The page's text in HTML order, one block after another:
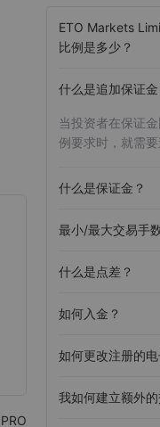
PRO
ETO Markets
比例是多少？
什么是追加保证金
当投资者在保证
例要求时，就需要
什么是保证金？
最小/最大交易手
什么是点差？
如何入金？
如何更改注册的
我如何建立额外的